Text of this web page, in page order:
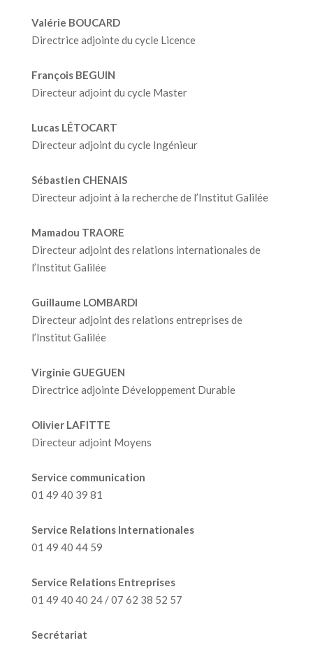
Valérie BOUCARD
Directrice adjointe du cycle Licence
François BEGUIN
Directeur adjoint du cycle Master
Lucas LÉTOCART
Directeur adjoint du cycle Ingénieur
Sébastien CHENAIS
Directeur adjoint à la recherche de l’Institut Galilée
Mamadou TRAORE
Directeur adjoint des relations internationales de
l’Institut Galilée
Guillaume LOMBARDI
Directeur adjoint des relations entreprises de
l’Institut Galilée
Virginie GUEGUEN
Directrice adjointe Développement Durable
Olivier LAFITTE
Directeur adjoint Moyens
Service communication
01 49 40 39 81
Service Relations Internationales
01 49 40 44 59
Service Relations Entreprises
01 49 40 40 24 / 07 62 38 52 57
Secrétariat